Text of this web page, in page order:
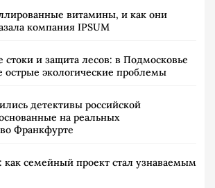
витамины, и как они
компания IPSUM
стоки и защита лесов: в Подмосковье
острые экологические проблемы
детективы российской
на реальных
Франкфурте
как семейный проект стал узнаваемым